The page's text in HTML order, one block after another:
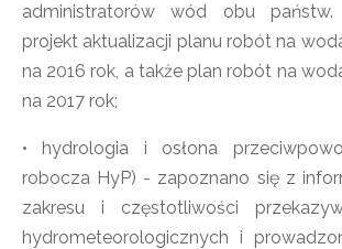
administratorów wód obu państw.
projekt aktualizacji planu robót na
na 2016 rok, a także plan robót na
na 2017 rok;
• hydrologia i osłona
robocza HyP) - zapoznano się z
zakresu i częstotliwości
hydrometeorologicznych i